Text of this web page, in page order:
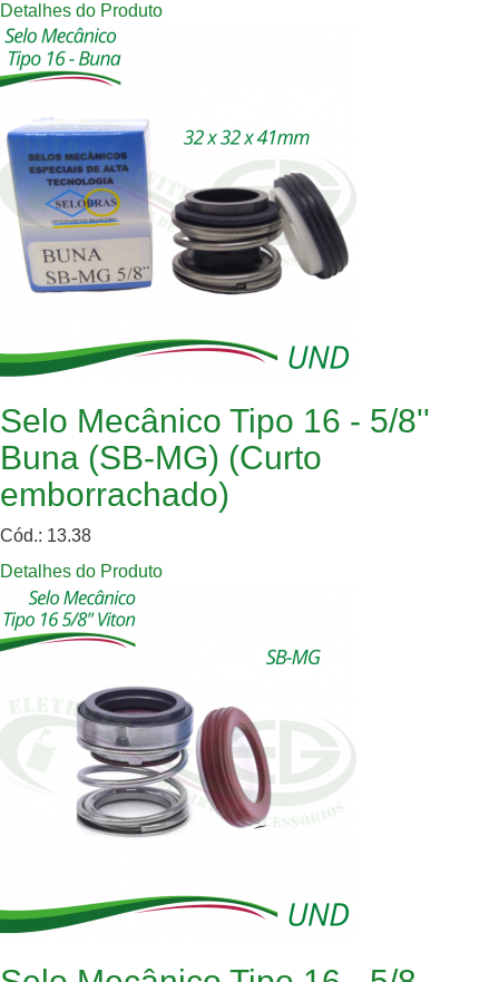
Detalhes do Produto
Selo Mecânico Tipo 16 - 5/8''
Buna (SB-MG) (Curto
emborrachado)
Cód.: 13.38
Detalhes do Produto